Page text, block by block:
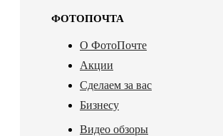
ФОТОПОЧТА
О ФотоПочте
Акции
Сделаем за вас
Бизнесу
Видео обзоры